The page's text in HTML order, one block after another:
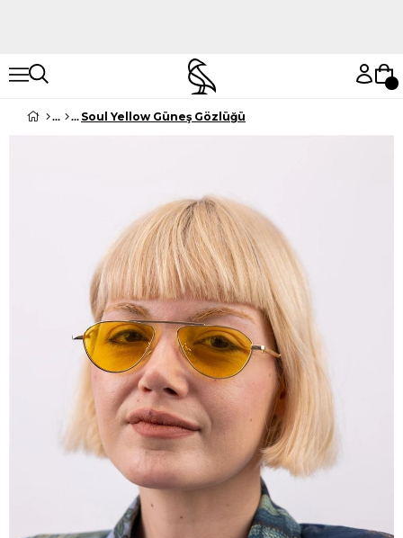
Soul Yellow Güneş Gözlüğü